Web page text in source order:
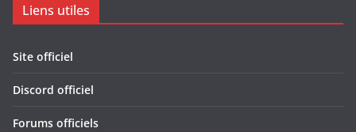
Liens utiles
Site officiel
Discord officiel
Forums officiels